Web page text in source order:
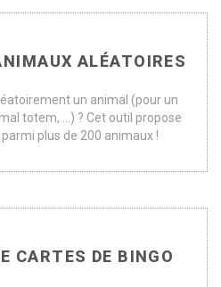
ALÉATOIRES
un animal (pour un
totem, ...) ? Cet outil propose
plus de 200 animaux !
CARTES DE BINGO